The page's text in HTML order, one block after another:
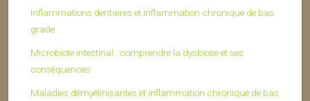
Inflammations dentaires et inflammation chronique de bas
grade
Microbiote intestinal : comprendre la dysbiose et ses
conséquences
Maladies démyélinisantes et inflammation chronique de bas